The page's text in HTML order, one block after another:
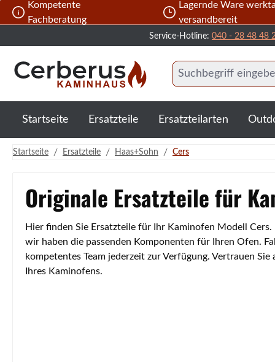
Hauptinhalt springen
Zur Suche springen
Zur Hauptnavigation springen
Kompetente
Fachberatung
Lagernde Ware
versandbereit
Service-Hotline: 040 - 28 48 48
Startseite Ersatzteile Ersatzteilarten
Startseite / Ersatzteile / Haas+Sohn / Cers
Originale Ersatzteile für
Hier finden Sie Ersatzteile für Ihr Kaminofen Modell
wir haben die passenden Komponenten für Ihren Ofen.
kompetentes Team jederzeit zur Verfügung. Vertrauen Sie
Ihres Kaminofens.